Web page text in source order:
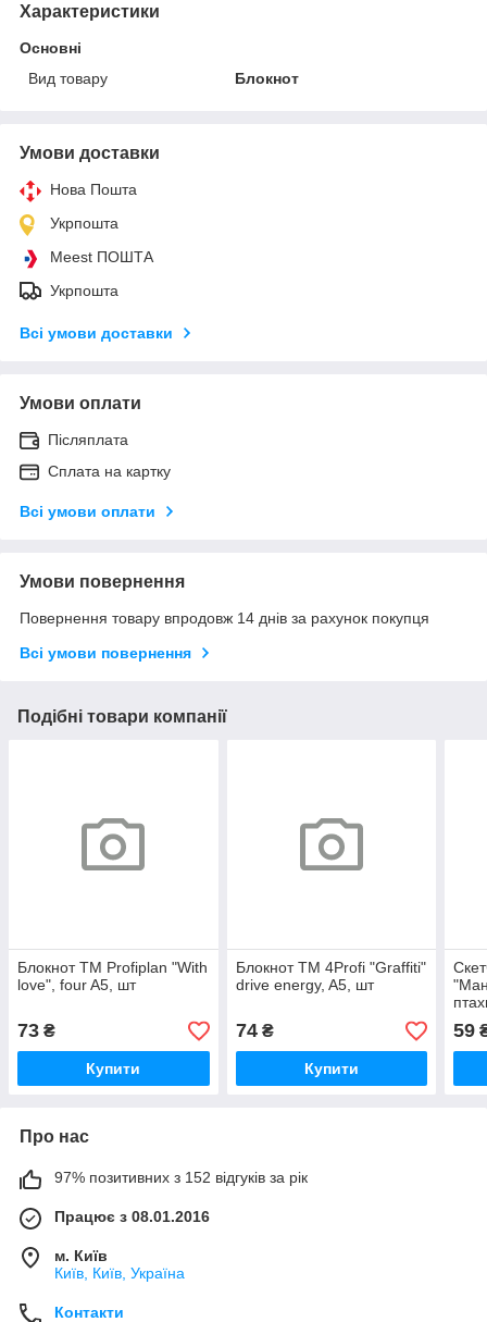
Характеристики
Основні
Вид товару
Блокнот
Умови доставки
Нова Пошта
Укрпошта
Meest ПОШТА
Укрпошта
Всі умови доставки
Умови оплати
Післяплата
Сплата на картку
Всі умови оплати
Умови повернення
Повернення товару впродовж 14 днів за рахунок покупця
Всі умови повернення
Подібні товари компанії
Блокнот TM Profiplan "With
love", four A5, шт
73 ₴
Купити
Блокнот TM 4Profi "Graffiti"
drive energy, A5, шт
74₴
Купити
59
Про нас
97% позитивних з 152 відгуків за рік
Працює з 08.01.2016
м. Київ
Київ, Київ, Україна
Контакти